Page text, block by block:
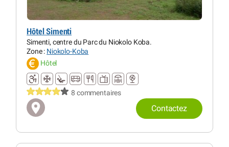
Hôtel Simenti
Simenti, centre du Parc du Niokolo Koba.
Zone : Niokolo-Koba
Hôtel
8 commentaires
Contactez